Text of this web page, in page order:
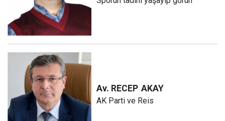
Av. RECEP AKAY
AK Parti ve Reis